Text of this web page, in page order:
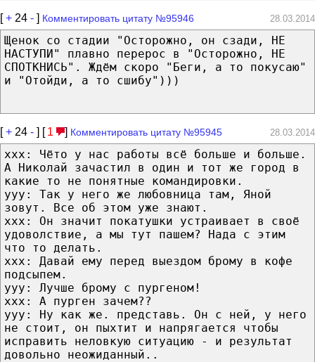
[+ 24 - ] Комментировать цитату №95946 28.03.2014
Щенок со стадии "Осторожно, он сзади, НЕ
НАСТУПИ" плавно перерос в "Осторожно, НЕ
СПОТКНИСЬ". Ждём скоро "Беги, а то покусаю"
и "Отойди, а то сшибу")))
[+ 24 - ] [ 1 ] Комментировать цитату №95945 28.03.2014
ххх: Чёто у нас работы всё больше и больше.
А Николай зачастил в один и тот же город в
какие то не понятные командировки.
ууу: Так у него же любовница там, Яной
зовут. Все об этом уже знают.
ххх: Он значит покатушки устраивает в своё
удоволствие, а мы тут пашем? Нада с этим
что то делать.
ххх: Давай ему перед выездом брому в кофе
подсыпем.
ууу: Лучше брому с пургеном!
ххх: А пурген зачем??
ууу: Ну как же. представь. Он с ней, у него
не стоит, он пыхтит и напрягается чтобы
исправить неловкую ситуацию - и результат
довольно неожиданный..